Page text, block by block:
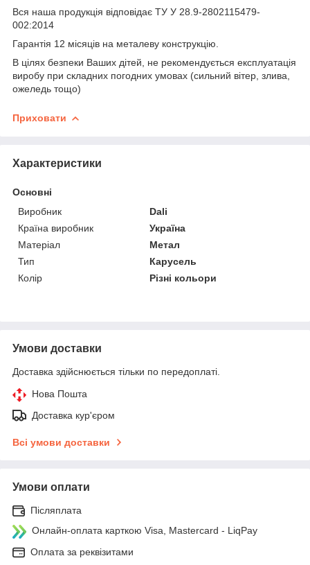
Вся наша продукція відповідає ТУ У 28.9-2802115479-
002:2014
Гарантія 12 місяців на металеву конструкцію.
В цілях безпеки Ваших дітей, не рекомендується експлуатація
виробу при складних погодних умовах (сильний вітер, злива,
ожеледь тощо)
Приховати
Характеристики
Основні
Виробник
Dali
Країна виробник
Україна
Матеріал
Метал
Тип
Карусель
Колір
Різні кольори
Умови доставки
Доставка здійснюється тільки по передоплаті.
Нова Пошта
Доставка кур'єром
Всі умови доставки
Умови оплати
Післяплата
Онлайн-оплата карткою Visa, Mastercard - LiqPay
Оплата за реквізитами